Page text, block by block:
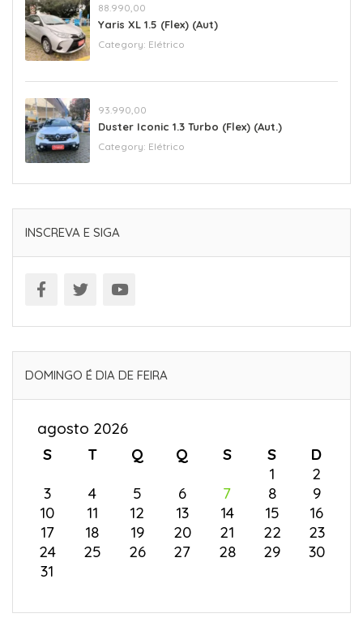
88.990,00
Yaris XL 1.5 (Flex) (Aut)
Category: Elétrico
93.990,00
Duster Iconic 1.3 Turbo (Flex) (Aut.)
Category: Elétrico
INSCREVA E SIGA
DOMINGO É DIA DE FEIRA
agosto 2026
S
T Q Q S S
D
1
2
3
4 5 6 7 8
9
10
11 12 13 14 15
16
17
18 19 20 21 22
23
24
25 26 27 28 29
30
31